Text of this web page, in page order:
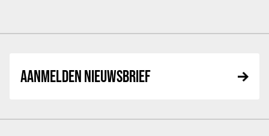
AANMELDEN NIEUWSBRIEF